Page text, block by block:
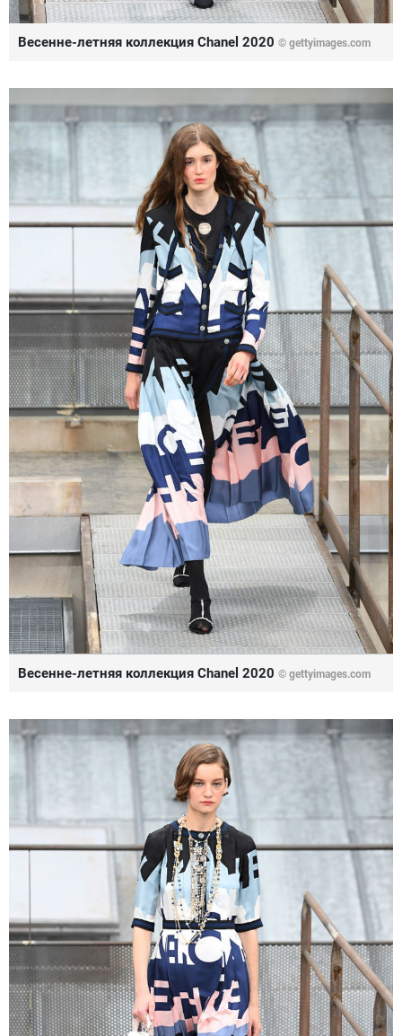
Весенне-летняя коллекция Chanel 2020 © gettyimages.com
Весенне-летняя коллекция Chanel 2020 © gettyimages.com